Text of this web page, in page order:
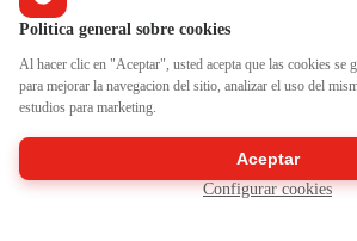
Politica general sobre cookies
Al hacer clic en "Aceptar", usted acepta que las cookies se
para mejorar la navegacion del sitio, analizar el uso del
estudios para marketing.
Aceptar
Configurar cookies